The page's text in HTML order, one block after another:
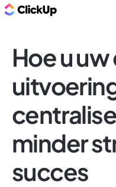
Hoe u
minder
succes